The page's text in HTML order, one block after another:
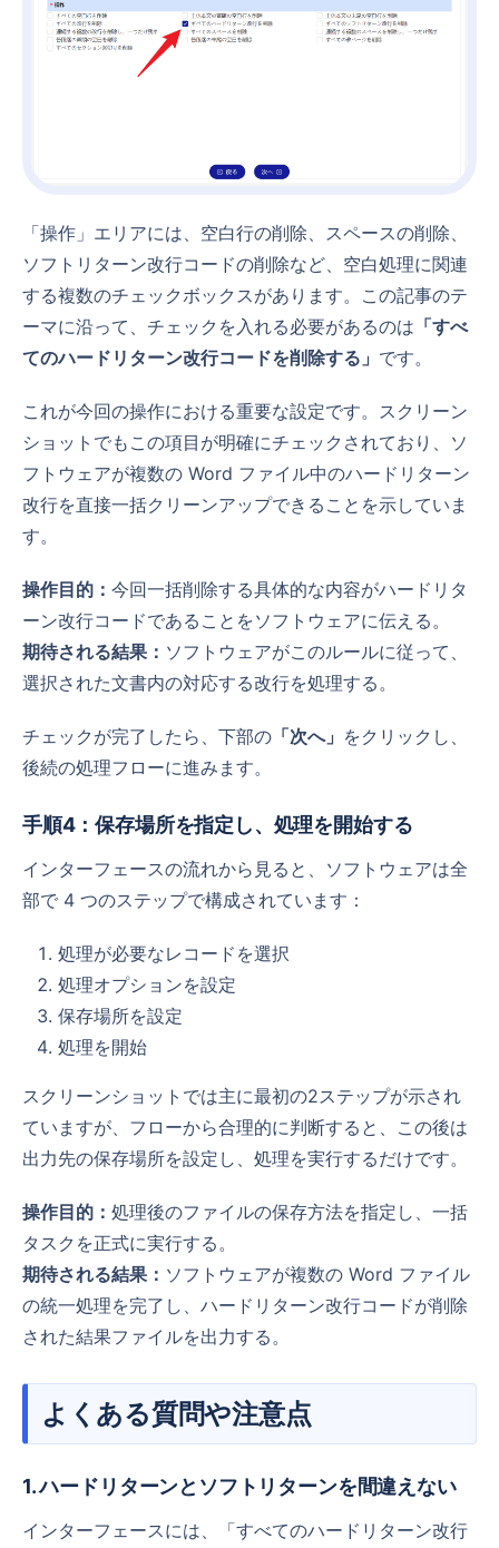
「操作」エリアには、空白行の削除、スペースの削除、
ソフトリターン改行コードの削除など、空白処理に関連
する複数のチェックボックスがあります。この記事のテ
ーマに沿って、チェックを入れる必要があるのは 「すべ
てのハードリターン改行コードを削除する」 です。
これが今回の操作における重要な設定です。スクリーン
ショットでもこの項目が明確にチェックされており、ソ
フトウェアが複数の Word ファイル中のハードリターン
改行を直接一括クリーンアップできることを示していま
す。
操作目的： 今回一括削除する具体的な内容がハードリタ
ーン改行コードであることをソフトウェアに伝える。
期待される結果： ソフトウェアがこのルールに従って、
選択された文書内の対応する改行を処理する。
チェックが完了したら、下部の 「次へ」 をクリックし、
後続の処理フローに進みます。
手順4：保存場所を指定し、処理を開始する
インターフェースの流れから見ると、ソフトウェアは全
部で 4 つのステップで構成されています：
処理が必要なレコードを選択
処理オプションを設定
保存場所を設定
処理を開始
スクリーンショットでは主に最初の2ステップが示され
ていますが、フローから合理的に判断すると、この後は
出力先の保存場所を設定し、処理を実行するだけです。
操作目的： 処理後のファイルの保存方法を指定し、一括
タスクを正式に実行する。
期待される結果： ソフトウェアが複数の Word ファイル
の統一処理を完了し、ハードリターン改行コードが削除
された結果ファイルを出力する。
よくある質問や注意点
1. ハードリターンとソフトリターンを間違えない
インターフェースには、「すべてのハードリターン改行